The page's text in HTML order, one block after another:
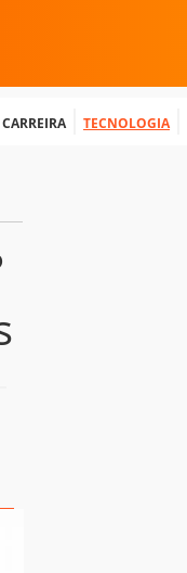
Carreira Tecnologia